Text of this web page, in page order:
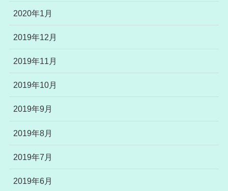
2020年1月
2019年12月
2019年11月
2019年10月
2019年9月
2019年8月
2019年7月
2019年6月